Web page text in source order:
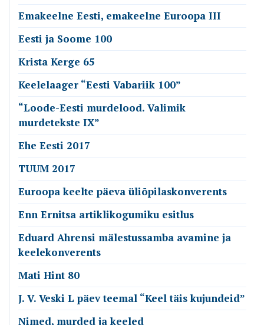
Emakeelne Eesti, emakeelne Euroopa III
Eesti ja Soome 100
Krista Kerge 65
Keelelaager “Eesti Vabariik 100”
“Loode-Eesti murdelood. Valimik
murdetekste IX”
Ehe Eesti 2017
TUUM 2017
Euroopa keelte päeva üliõpilaskonverents
Enn Ernitsa artiklikogumiku esitlus
Eduard Ahrensi mälestussamba avamine ja
keelekonverents
Mati Hint 80
J. V. Veski L päev teemal “Keel täis kujundeid”
Nimed, murded ja keeled